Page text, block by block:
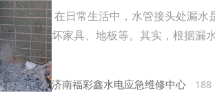
在日常生活中，水管接头处漏水
坏家具、地板等。其实，根据漏
济南福彩鑫水电应急维修中心 188